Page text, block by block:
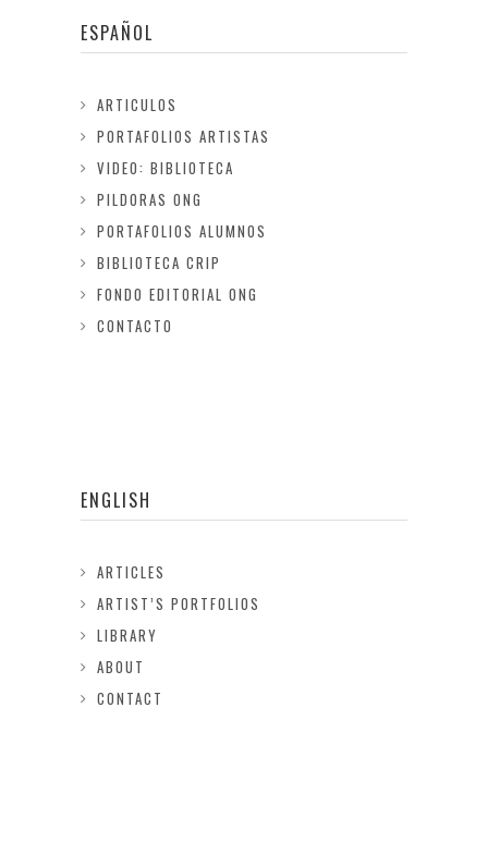
ESPAÑOL
ARTICULOS
PORTAFOLIOS ARTISTAS
VIDEO: BIBLIOTECA
PILDORAS ONG
PORTAFOLIOS ALUMNOS
BIBLIOTECA CRIP
FONDO EDITORIAL ONG
CONTACTO
ENGLISH
ARTICLES
ARTIST’S PORTFOLIOS
LIBRARY
ABOUT
CONTACT